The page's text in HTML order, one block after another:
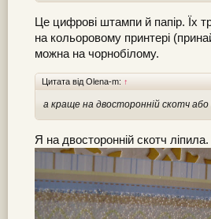
Це цифрові штампи й папір. Їх
на кольоровому принтері
можна на чорнобілому.
Цитата від Olena-m: ↑
а краще на двосторонній скотч
Я на двосторонній скотч ліпила.